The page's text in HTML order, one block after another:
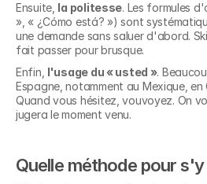
Ensuite, la politesse. Les formules
», « ¿Cómo está? ») sont
une demande sans saluer d'abord.
fait passer pour brusque.
Enfin, l'usage du « usted ».
Espagne, notamment au Mexique, en
Quand vous hésitez, vouvoyez. On
jugera le moment venu.
Quelle méthode pour